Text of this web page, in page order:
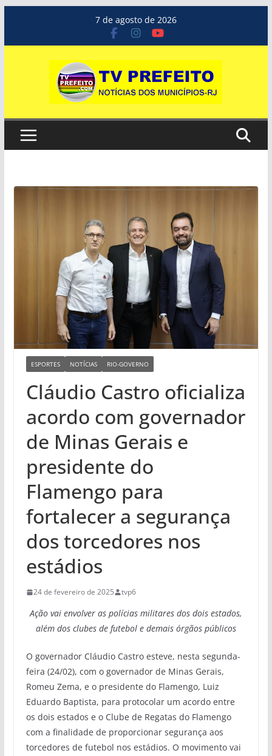
o
7 de agosto de 2026
ESPORTES NOTÍCIAS RIO-GOVERNO
Cláudio Castro oficializa
acordo com governador
de Minas Gerais e
presidente do
Flamengo para
fortalecer a segurança
dos torcedores nos
estádios
24 de fevereiro de 2025 tvp6
Ação vai envolver as polícias militares dos dois estados,
além dos clubes de futebol e demais órgãos públicos
O governador Cláudio Castro esteve, nesta segunda-
feira (24/02), com o governador de Minas Gerais,
Romeu Zema, e o presidente do Flamengo, Luiz
Eduardo Baptista, para protocolar um acordo entre
os dois estados e o Clube de Regatas do Flamengo
com a finalidade de proporcionar segurança aos
torcedores de futebol nos estádios. O movimento vai